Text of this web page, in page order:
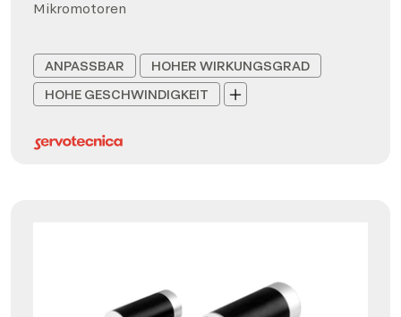
Mikromotoren
ANPASSBAR
HOHER WIRKUNGSGRAD
HOHE GESCHWINDIGKEIT